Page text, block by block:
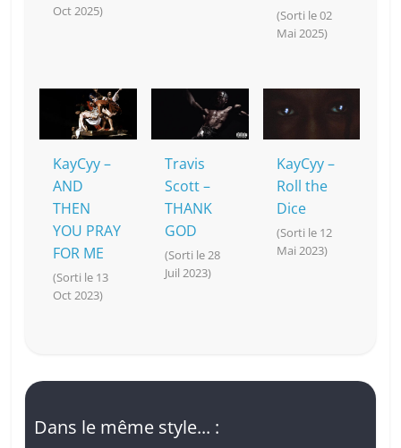
Oct 2025)
(Sorti le 02
Mai 2025)
KayCyy –
AND
THEN
YOU PRAY
FOR ME
(Sorti le 13
Oct 2023)
Travis
Scott –
THANK
GOD
(Sorti le 28
Juil 2023)
KayCyy –
Roll the
Dice
(Sorti le 12
Mai 2023)
Dans le même style... :